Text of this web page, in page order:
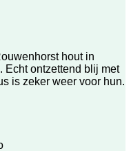
hout in
Echt ontzettend blij met
is zeker weer voor hun.